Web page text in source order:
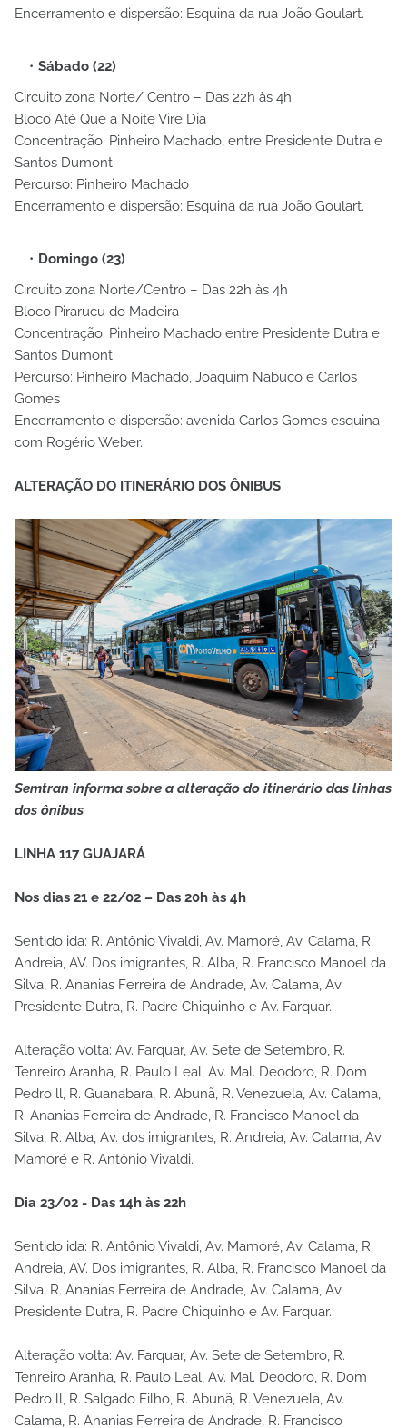
Encerramento e dispersão: Esquina da rua João Goulart.
Sábado (22)
Circuito zona Norte/ Centro – Das 22h às 4h
Bloco Até Que a Noite Vire Dia
Concentração: Pinheiro Machado, entre Presidente Dutra e
Santos Dumont
Percurso: Pinheiro Machado
Encerramento e dispersão: Esquina da rua João Goulart.
Domingo (23)
Circuito zona Norte/Centro – Das 22h às 4h
Bloco Pirarucu do Madeira
Concentração: Pinheiro Machado entre Presidente Dutra e
Santos Dumont
Percurso: Pinheiro Machado, Joaquim Nabuco e Carlos
Gomes
Encerramento e dispersão: avenida Carlos Gomes esquina
com Rogério Weber.
ALTERAÇÃO DO ITINERÁRIO DOS ÔNIBUS
Semtran informa sobre a alteração do itinerário das linhas
dos ônibus
LINHA 117 GUAJARÁ
Nos dias 21 e 22/02 – Das 20h às 4h
Sentido ida: R. Antônio Vivaldi, Av. Mamoré, Av. Calama, R.
Andreia, AV. Dos imigrantes, R. Alba, R. Francisco Manoel da
Silva, R. Ananias Ferreira de Andrade, Av. Calama, Av.
Presidente Dutra, R. Padre Chiquinho e Av. Farquar.
Alteração volta: Av. Farquar, Av. Sete de Setembro, R.
Tenreiro Aranha, R. Paulo Leal, Av. Mal. Deodoro, R. Dom
Pedro ll, R. Guanabara, R. Abunã, R. Venezuela, Av. Calama,
R. Ananias Ferreira de Andrade, R. Francisco Manoel da
Silva, R. Alba, Av. dos imigrantes, R. Andreia, Av. Calama, Av.
Mamoré e R. Antônio Vivaldi.
Dia 23/02 - Das 14h às 22h
Sentido ida: R. Antônio Vivaldi, Av. Mamoré, Av. Calama, R.
Andreia, AV. Dos imigrantes, R. Alba, R. Francisco Manoel da
Silva, R. Ananias Ferreira de Andrade, Av. Calama, Av.
Presidente Dutra, R. Padre Chiquinho e Av. Farquar.
Alteração volta: Av. Farquar, Av. Sete de Setembro, R.
Tenreiro Aranha, R. Paulo Leal, Av. Mal. Deodoro, R. Dom
Pedro ll, R. Salgado Filho, R. Abunã, R. Venezuela, Av.
Calama, R. Ananias Ferreira de Andrade, R. Francisco